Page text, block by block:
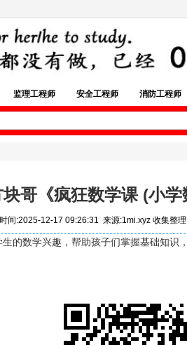
监理工程师 安全工程师 消防工程师
哥《疯狂数学课 (小学
时间:2025-12-17 09:26:31 来源:1mi.xyz 收集整
的数学兴趣，帮助孩子们掌握基础知识